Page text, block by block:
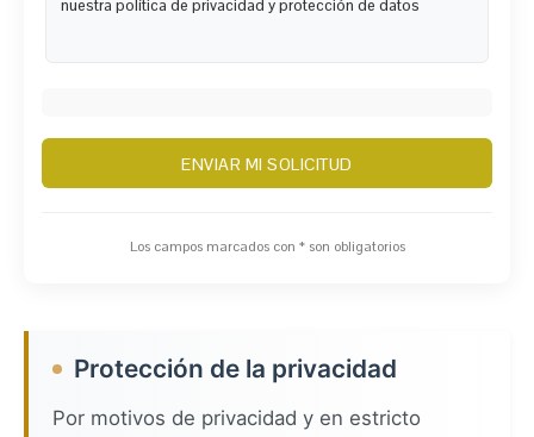
nuestra política de privacidad y protección de datos
Los campos marcados con * son obligatorios
Protección de la privacidad
Por motivos de privacidad y en estricto